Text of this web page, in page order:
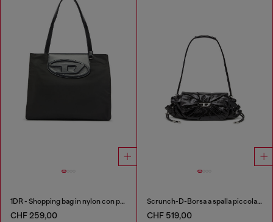
1DR - Shopping bag in nylon con patta in pelle
CHF 259,00
Scrunch-D-Borsa a spalla piccola arricciata in pelle lucida
CHF 519,00